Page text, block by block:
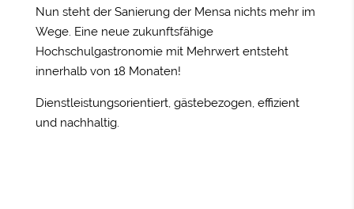
Nun steht der Sanierung der Mensa nichts mehr im
Wege. Eine neue zukunftsfähige
Hochschulgastronomie mit Mehrwert entsteht
innerhalb von 18 Monaten!
Dienstleistungsorientiert, gästebezogen, effizient
und nachhaltig.